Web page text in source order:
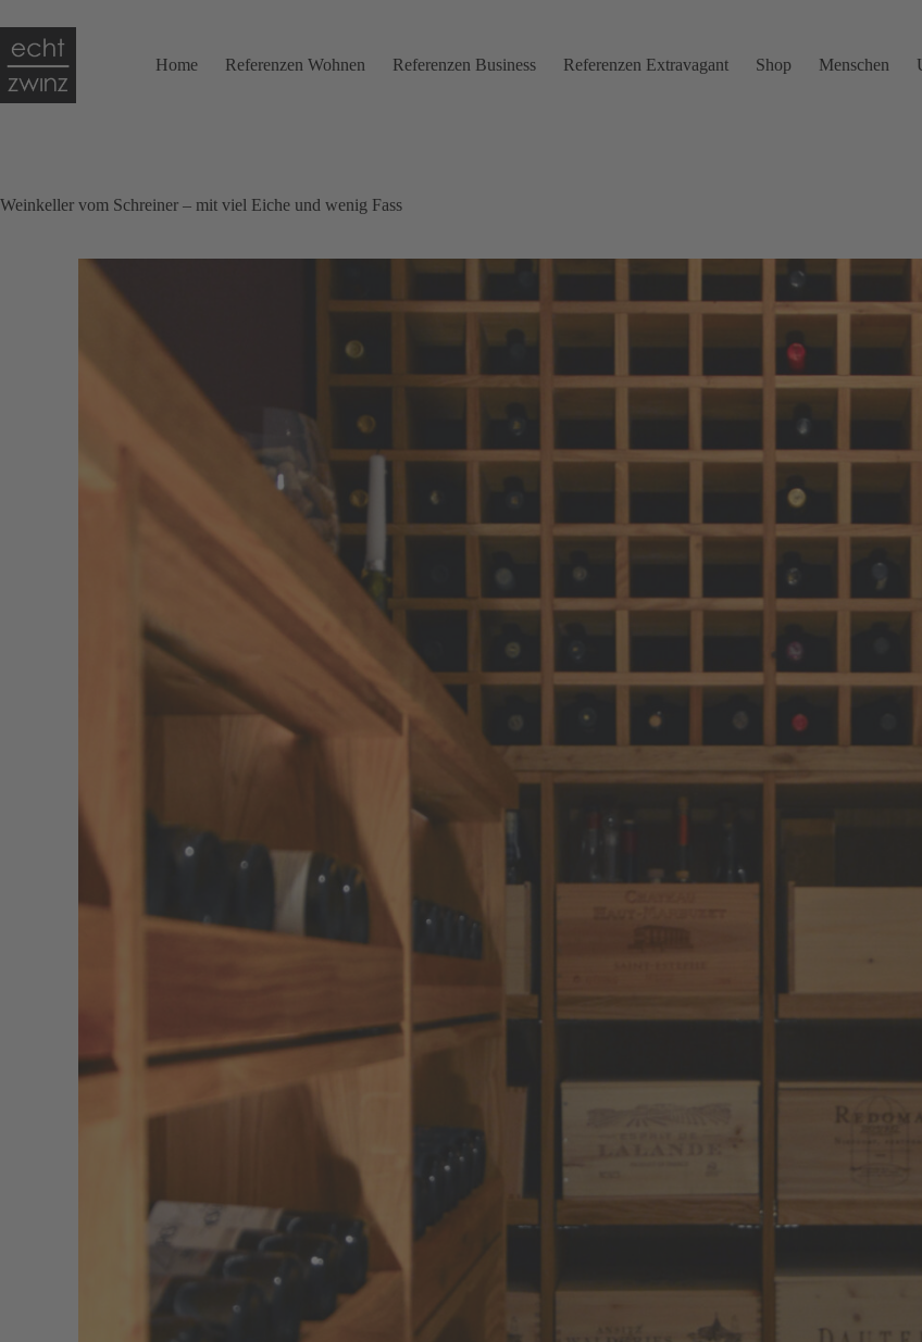
Inhalt
springen
Home
Referenzen Wohnen Referenzen Business Referenzen Extravagant Shop Menschen
Weinkeller vom Schreiner – mit viel Eiche und wenig Fass